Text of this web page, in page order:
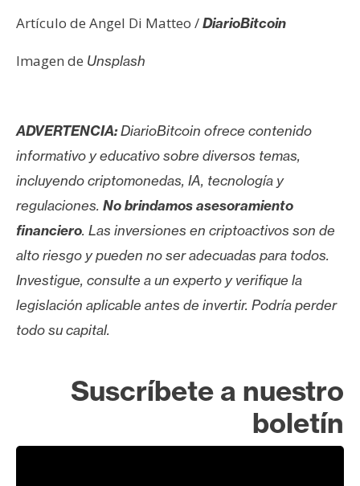
Artículo de Angel Di Matteo /DiarioBitcoin
Imagen de Unsplash
ADVERTENCIA:DiarioBitcoin ofrece contenido
informativo y educativo sobre diversos temas,
incluyendo criptomonedas, IA, tecnología y
regulaciones. No brindamos asesoramiento
financiero. Las inversiones en criptoactivos son de
alto riesgo y pueden no ser adecuadas para todos.
Investigue, consulte a un experto y verifique la
legislación aplicable antes de invertir. Podría perder
todo su capital.
Suscríbete a nuestro
boletín